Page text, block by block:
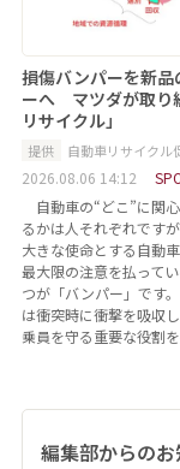
損傷バンパーを新品
ーへ マツダが取り
リサイクル」
提供 自動車リサイクル
2026.08.06 14:12
自動車の“どこ”に関
るかは人それぞれです
大きな使命とする自動
最大限の注意を払って
つが「バンパー」で
は衝突時に衝撃を吸収
乗員を守る重要な役割
編集部からの